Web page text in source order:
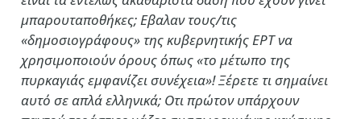
μπαρουταποθήκες; Εβαλαν τους/τις
«δημοσιογράφους» της κυβερνητικής ΕΡΤ να
χρησιμοποιούν όρους όπως «το μέτωπο της
πυρκαγιάς εμφανίζει συνέχεια»! Ξέρετε τι σημαίνει
αυτό σε απλά ελληνικά; Οτι πρώτον υπάρχουν